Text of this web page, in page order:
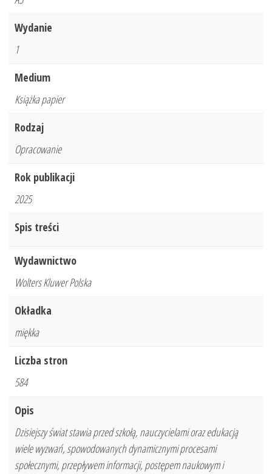
Wydanie
1
Medium
Książka papier
Rodzaj
Opracowanie
Rok publikacji
2025
Spis treści
Wydawnictwo
Wolters Kluwer Polska
Okładka
miękka
Liczba stron
584
Opis
Dzisiejszy świat stawia przed szkołą, nauczycielami oraz edukacją
wiele wyzwań, spowodowanych dynamicznymi procesami
społecznymi, przepływem informacji, postępem naukowym i